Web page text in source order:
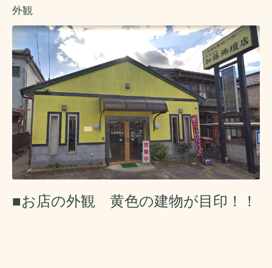
外観
■お店の外観 黄色の建物が目印！！